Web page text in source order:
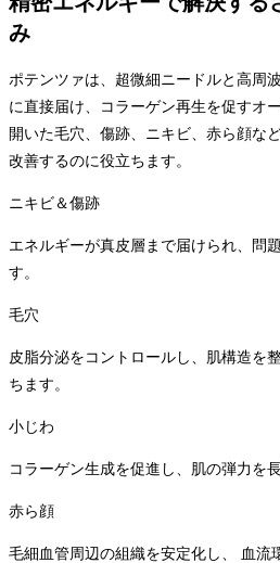
み
ポテンツァは、超微細ニードルと高周
に直接届け、コラーゲン再生を促すオ
開いた毛穴、傷跡、ニキビ、赤ら顔な
改善するのに役立ちます。
ニキビ＆傷跡
エネルギーが真皮層まで届けられ、問
す。
毛穴
皮脂分泌をコントロールし、肌構造を
ちます。
小じわ
コラーゲン生成を促進し、肌の弾力を
赤ら顔
毛細血管周辺の組織を安定化し、 血流